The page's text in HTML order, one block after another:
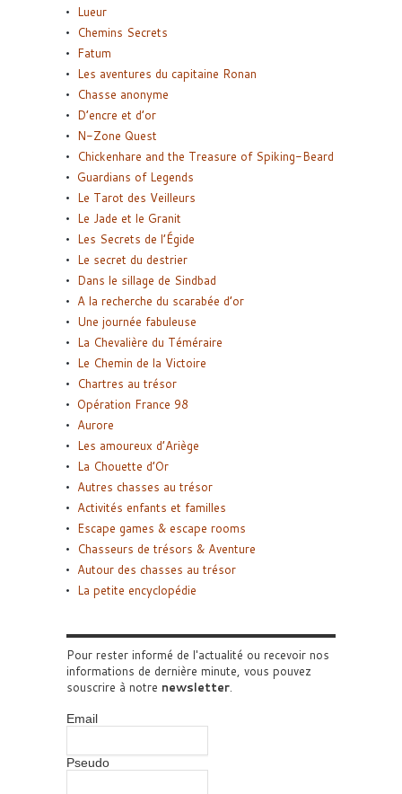
Lueur
Chemins Secrets
Fatum
Les aventures du capitaine Ronan
Chasse anonyme
D’encre et d’or
N-Zone Quest
Chickenhare and the Treasure of Spiking-Beard
Guardians of Legends
Le Tarot des Veilleurs
Le Jade et le Granit
Les Secrets de l’Égide
Le secret du destrier
Dans le sillage de Sindbad
A la recherche du scarabée d’or
Une journée fabuleuse
La Chevalière du Téméraire
Le Chemin de la Victoire
Chartres au trésor
Opération France 98
Aurore
Les amoureux d’Ariège
La Chouette d’Or
Autres chasses au trésor
Activités enfants et familles
Escape games & escape rooms
Chasseurs de trésors & Aventure
Autour des chasses au trésor
La petite encyclopédie
Pour rester informé de l'actualité ou recevoir nos
informations de dernière minute, vous pouvez
souscrire à notre newsletter
Email
Pseudo